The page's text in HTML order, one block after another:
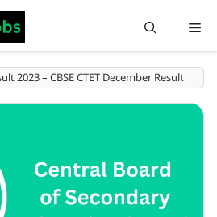
2023 – CBSE CTET December Result